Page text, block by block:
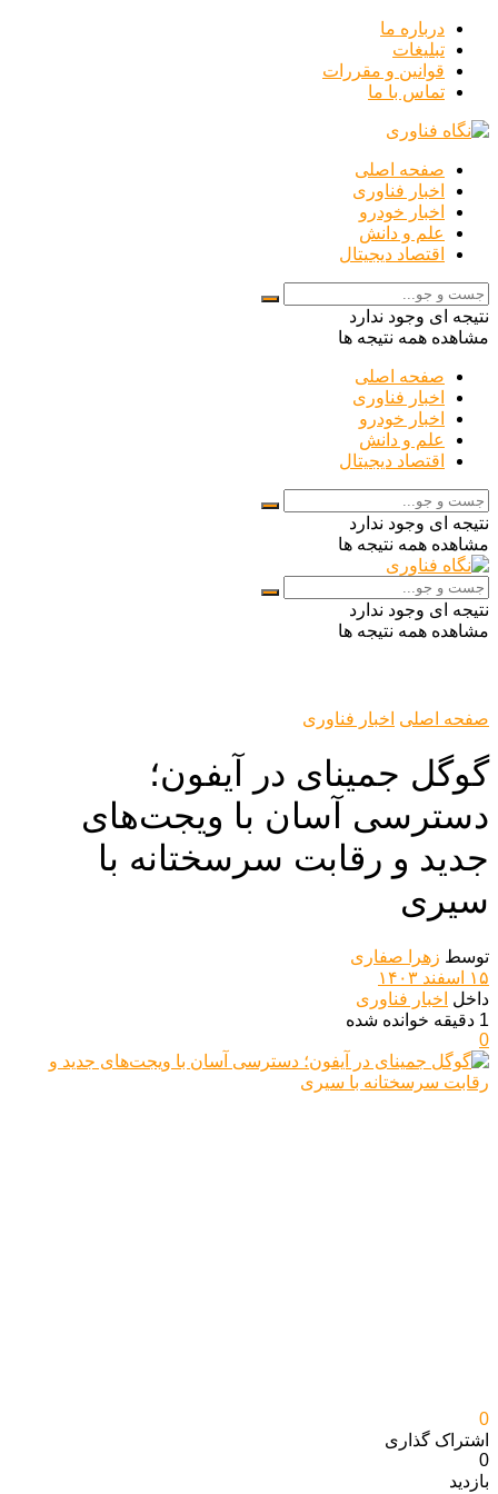
درباره ما
تبلیغات
قوانین و مقررات
تماس با ما
صفحه اصلی
اخبار فناوری
اخبار خودرو
علم و دانش
اقتصاد دیجیتال
نتیجه ای وجود ندارد
مشاهده همه نتیجه ها
صفحه اصلی
اخبار فناوری
اخبار خودرو
علم و دانش
اقتصاد دیجیتال
نتیجه ای وجود ندارد
مشاهده همه نتیجه ها
نتیجه ای وجود ندارد
مشاهده همه نتیجه ها
صفحه اصلی اخبار فناوری
گوگل جمینای در آیفون؛
دسترسی آسان با ویجت‌های
جدید و رقابت سرسختانه با
سیری
توسط زهرا صفاری
۱۵ اسفند ۱۴۰۳
داخل اخبار فناوری
1 دقیقه خوانده شده
0
0
اشتراک گذاری‌
0
بازدید